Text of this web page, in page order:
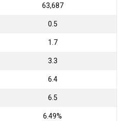
₹63,687
0.5
1.7
3.3
6.4
6.5
6.49%